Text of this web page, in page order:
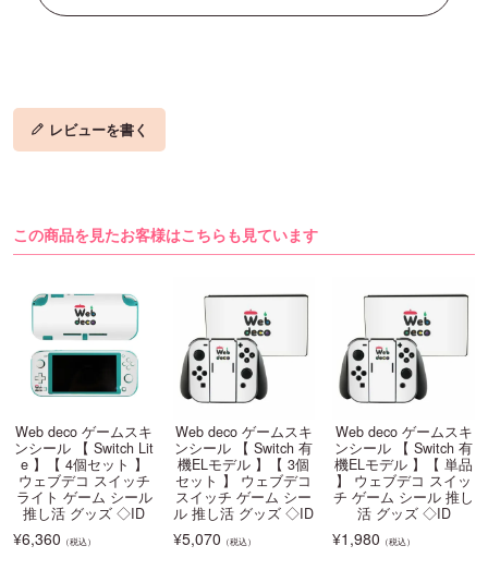
レビューを書く
この商品を見たお客様はこちらも見ています
Web deco ゲームスキ
ンシール 【 Switch Lit
e 】【 4個セット 】
ウェブデコ スイッチ
ライト ゲーム シール
推し活 グッズ ◇ID
¥6,360 （税込）
Web deco ゲームスキ
ンシール 【 Switch 有
機ELモデル 】【 3個
セット 】 ウェブデコ
スイッチ ゲーム シー
ル 推し活 グッズ ◇ID
¥5,070 （税込）
Web deco ゲームスキ
ンシール 【 Switch 有
機ELモデル 】【 単品
】 ウェブデコ スイッ
チ ゲーム シール 推し
活 グッズ ◇ID
¥1,980 （税込）